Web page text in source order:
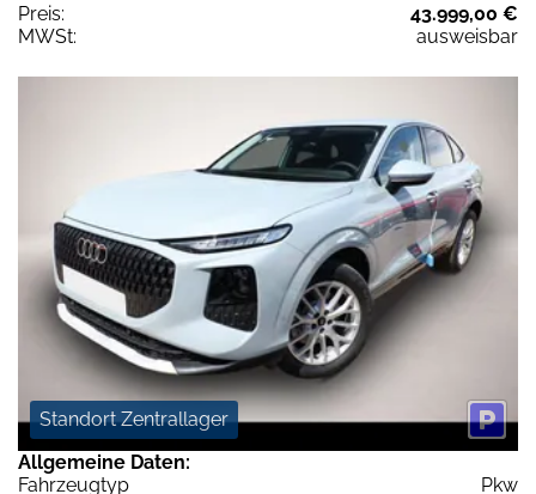
Preis:
43.999,00 €
MWSt:
ausweisbar
Standort Zentrallager
Allgemeine Daten:
Fahrzeugtyp
Pkw